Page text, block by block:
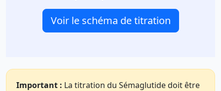
Voir le schéma de titration
Important : La titration du Sémaglutide doit être